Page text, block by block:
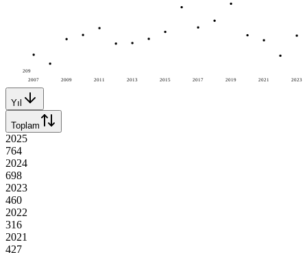
2007 2009 2011 2013 2015 2017 2019 2021 2023
209
Yıl
Toplam
2025
764
2024
698
2023
460
2022
316
2021
427